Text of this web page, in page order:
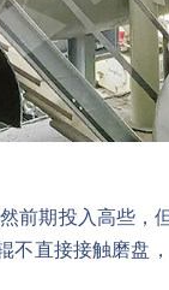
前期投入高些，
直接接触磨盘